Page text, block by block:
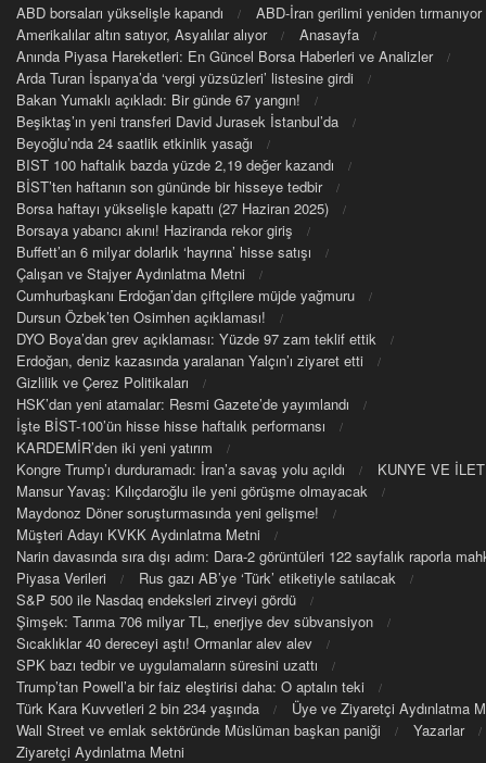
ABD borsaları yükselişle kapandı
ABD-İran gerilimi yeniden tırmanıyor
Amerikalılar altın satıyor, Asyalılar alıyor
Anasayfa
Anında Piyasa Hareketleri: En Güncel Borsa Haberleri ve Analizler
Arda Turan İspanya’da ‘vergi yüzsüzleri’ listesine girdi
Bakan Yumaklı açıkladı: Bir günde 67 yangın!
Beşiktaş’ın yeni transferi David Jurasek İstanbul’da
Beyoğlu’nda 24 saatlik etkinlik yasağı
BIST 100 haftalık bazda yüzde 2,19 değer kazandı
BİST’ten haftanın son gününde bir hisseye tedbir
Borsa haftayı yükselişle kapattı (27 Haziran 2025)
Borsaya yabancı akını! Haziranda rekor giriş
Buffett’an 6 milyar dolarlık ‘hayrına’ hisse satışı
Çalışan ve Stajyer Aydınlatma Metni
Cumhurbaşkanı Erdoğan’dan çiftçilere müjde yağmuru
Dursun Özbek’ten Osimhen açıklaması!
DYO Boya’dan grev açıklaması: Yüzde 97 zam teklif ettik
Erdoğan, deniz kazasında yaralanan Yalçın’ı ziyaret etti
Gizlilik ve Çerez Politikaları
HSK’dan yeni atamalar: Resmi Gazete’de yayımlandı
İşte BİST-100’ün hisse hisse haftalık performansı
KARDEMİR’den iki yeni yatırım
Kongre Trump’ı durduramadı: İran’a savaş yolu açıldı
KUNYE VE
Mansur Yavaş: Kılıçdaroğlu ile yeni görüşme olmayacak
Maydonoz Döner soruşturmasında yeni gelişme!
Müşteri Adayı KVKK Aydınlatma Metni
Narin davasında sıra dışı adım: Dara-2 görüntüleri 122 sayfalık raporla
Piyasa Verileri
Rus gazı AB’ye ‘Türk’ etiketiyle satılacak
S&P 500 ile Nasdaq endeksleri zirveyi gördü
Şimşek: Tarıma 706 milyar TL, enerjiye dev sübvansiyon
Sıcaklıklar 40 dereceyi aştı! Ormanlar alev alev
SPK bazı tedbir ve uygulamaların süresini uzattı
Trump’tan Powell’a bir faiz eleştirisi daha: O aptalın teki
Türk Kara Kuvvetleri 2 bin 234 yaşında
Üye ve Ziyaretçi Aydınlatma
Wall Street ve emlak sektöründe Müslüman başkan paniği
Yazarlar
Ziyaretçi Aydınlatma Metni